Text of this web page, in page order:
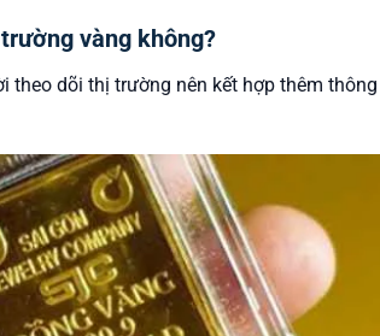
vàng không?
theo dõi thị trường nên kết hợp thêm